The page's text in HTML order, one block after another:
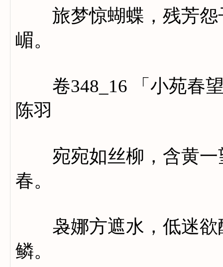
旅梦惊蝴蝶，残芳怨
嵋。
卷348_16 「小苑春望
陈羽
宛宛如丝柳，含黄一
春。
袅娜方遮水，低迷欲
鳞。